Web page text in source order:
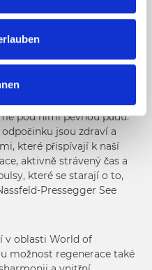
a je v souladu sám se
člověka“ – své tělo.
a programu, kdy
nohama pevně
pod nimi pevnou půdu.
jsou zdraví a
které přispívají k naší
aktivně strávený čas a
které se starají o to,
Pressegger See
v oblasti World of
možnost regenerace také